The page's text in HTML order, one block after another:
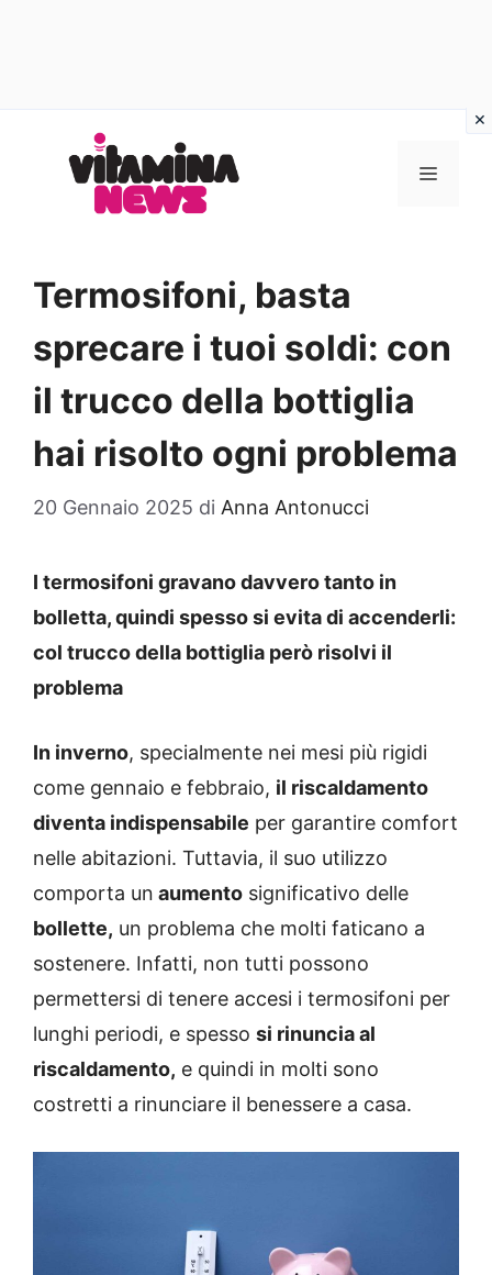
contenuto
MENU
Termosifoni, basta
sprecare i tuoi soldi: con
il trucco della bottiglia
hai risolto ogni problema
20 Gennaio 2025 di Anna Antonucci
I termosifoni gravano davvero tanto in
bolletta, quindi spesso si evita di accenderli:
col trucco della bottiglia però risolvi il
problema
In inverno, specialmente nei mesi più rigidi
come gennaio e febbraio, il riscaldamento
diventa indispensabile per garantire comfort
nelle abitazioni. Tuttavia, il suo utilizzo
comporta un aumento significativo delle
bollette, un problema che molti faticano a
sostenere. Infatti, non tutti possono
permettersi di tenere accesi i termosifoni per
lunghi periodi, e spesso si rinuncia al
riscaldamento, e quindi in molti sono
costretti a rinunciare il benessere a casa.